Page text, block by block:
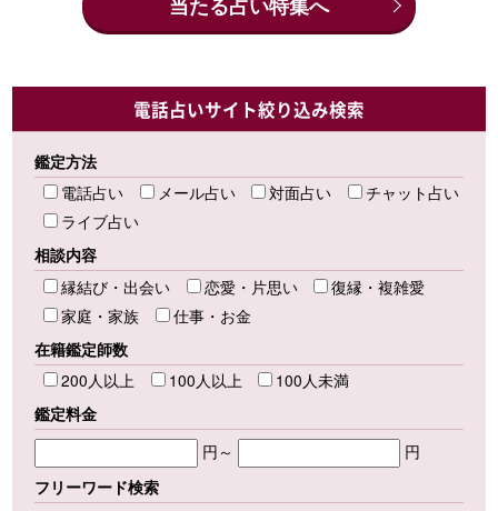
電話占いサイト絞り込み検索
鑑定方法
電話占い
メール占い 対面占い
チャット占い
ライブ占い
相談内容
縁結び・出会い
恋愛・片思い
復縁・複雑愛
家庭・家族
仕事・お金
在籍鑑定師数
200人以上
100人以上
100人未満
鑑定料金
円～
円
フリーワード検索